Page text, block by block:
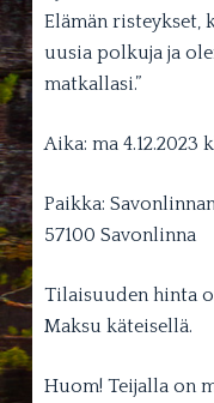
Elämän risteykset,
uusia polkuja ja
matkallasi.”
Aika: ma 4.12.2023
Paikka:
57100 Savonlinna
Tilaisuuden hinta
Maksu käteisellä.
Huom! Teijalla on